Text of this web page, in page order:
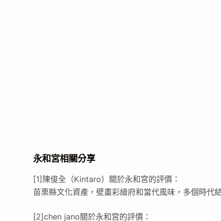
永和宮相關分享
[1]陳俊全（Kintaro）關於永和宮的評價：
苗栗縣文化資產，壁畫彩繪府和當代風味，多個時代
[2]chen jano關於永和宮的評價：